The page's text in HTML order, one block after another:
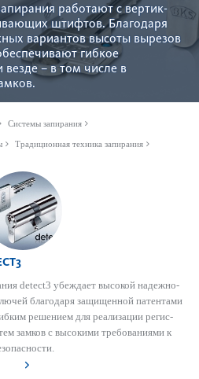
работают с вертик­
штифтов. Благодаря
вар­иантов высоты вырезов
гибкое
– в том числе в
Системы запирания
Традиционная техника запирания
detect3 убеждает выс­окой надежно­
благодаря защищенной патентами
решением для реал­изации регис­
замков с выс­окими требованиями к